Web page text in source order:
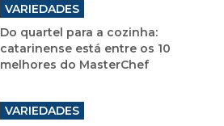
VARIEDADES
Do quartel para a cozinha:
catarinense está entre os 10
melhores do MasterChef
VARIEDADES